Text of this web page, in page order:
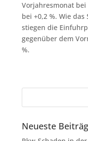
Vorjahresmonat bei
bei +0,2 %. Wie
stiegen die
gegenüber dem
%.
Neueste